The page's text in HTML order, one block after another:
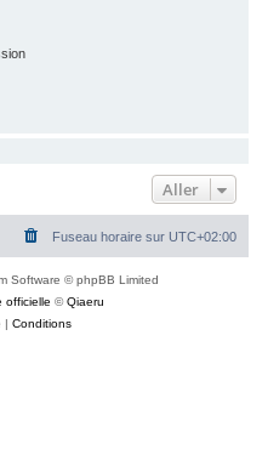
Aller
Fuseau horaire sur UTC+02:00
Software © phpBB Limited
officielle ©Qiaeru
| Conditions